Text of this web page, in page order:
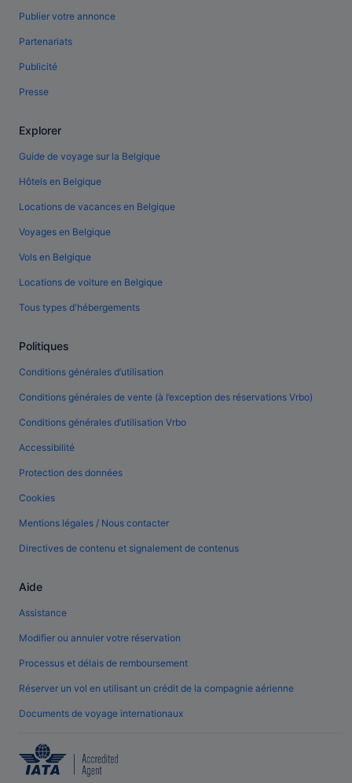
Publier votre annonce
Partenariats
Publicité
Presse
Explorer
Guide de voyage sur la Belgique
Hôtels en Belgique
Locations de vacances en Belgique
Voyages en Belgique
Vols en Belgique
Locations de voiture en Belgique
Tous types d'hébergements
Politiques
Conditions générales d’utilisation
Conditions générales de vente (à l’exception des réservations Vrbo)
Conditions générales d’utilisation Vrbo
Accessibilité
Protection des données
Cookies
Mentions légales / Nous contacter
Directives de contenu et signalement de contenus
Aide
Assistance
Modifier ou annuler votre réservation
Processus et délais de remboursement
Réserver un vol en utilisant un crédit de la compagnie aérienne
Documents de voyage internationaux